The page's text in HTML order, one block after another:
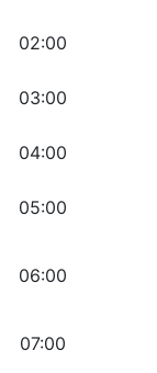
02:00
03:00
04:00
05:00
06:00
07:00